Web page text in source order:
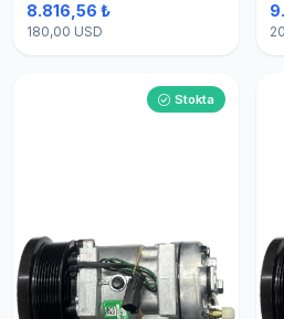
KOMPRESÖRÜ KOMPRESÖR
8.816,56 ₺
180,00 USD
Stokta